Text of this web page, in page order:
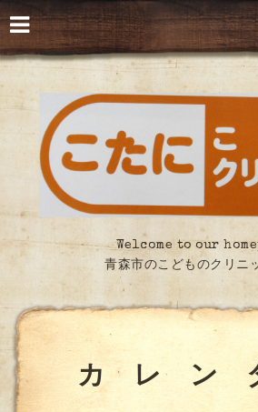
Welcome to our
青森市のこどものクリニ
カ レ ン